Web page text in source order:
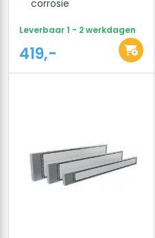
corrosie
Leverbaar 1 - 2 werkdagen
419,-